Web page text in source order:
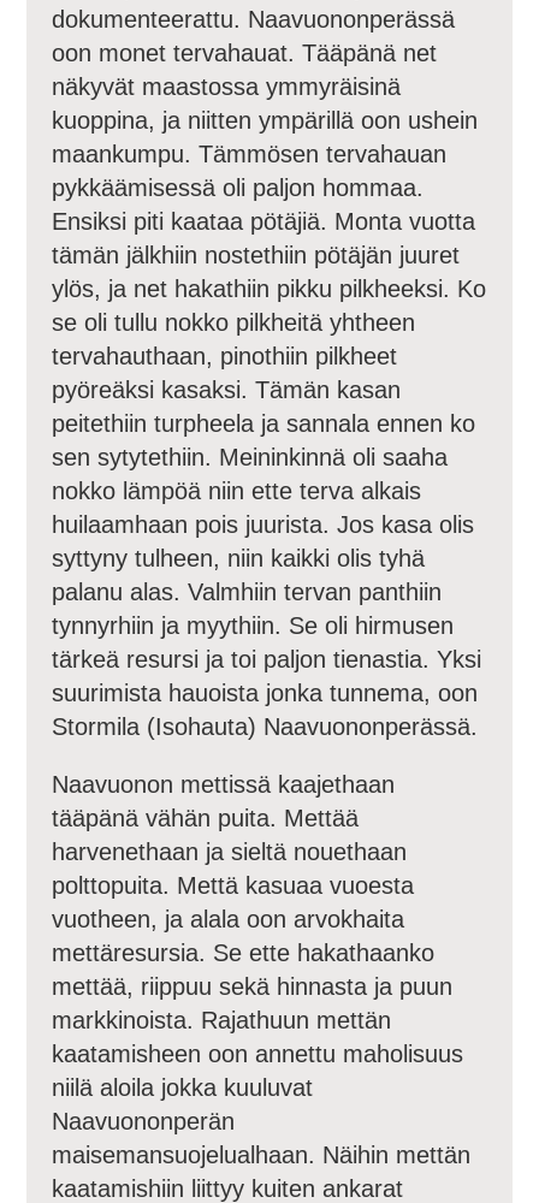
dokumenteerattu. Naavuononperässä
oon monet tervahauat. Tääpänä net
näkyvät maastossa ymmyräisinä
kuoppina, ja niitten ympärillä oon ushein
maankumpu. Tämmösen tervahauan
pykkäämisessä oli paljon hommaa.
Ensiksi piti kaataa pötäjiä. Monta vuotta
tämän jälkhiin nostethiin pötäjän juuret
ylös, ja net hakathiin pikku pilkheeksi. Ko
se oli tullu nokko pilkheitä yhtheen
tervahauthaan, pinothiin pilkheet
pyöreäksi kasaksi. Tämän kasan
peitethiin turpheela ja sannala ennen ko
sen sytytethiin. Meininkinnä oli saaha
nokko lämpöä niin ette terva alkais
huilaamhaan pois juurista. Jos kasa olis
syttyny tulheen, niin kaikki olis tyhä
palanu alas. Valmhiin tervan panthiin
tynnyrhiin ja myythiin. Se oli hirmusen
tärkeä resursi ja toi paljon tienastia. Yksi
suurimista hauoista jonka tunnema, oon
Stormila (Isohauta) Naavuononperässä.
Naavuonon mettissä kaajethaan
tääpänä vähän puita. Mettää
harvenethaan ja sieltä nouethaan
polttopuita. Mettä kasuaa vuoesta
vuotheen, ja alala oon arvokhaita
mettäresursia. Se ette hakathaanko
mettää, riippuu sekä hinnasta ja puun
markkinoista. Rajathuun mettän
kaatamisheen oon annettu maholisuus
niilä aloila jokka kuuluvat
Naavuononperän
maisemansuojelualhaan. Näihin mettän
kaatamishiin liittyy kuiten ankarat